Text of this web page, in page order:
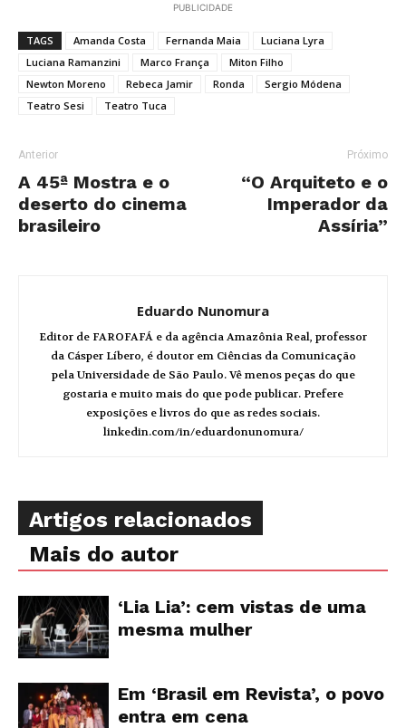
PUBLICIDADE
TAGS Amanda Costa Fernanda Maia
Luciana Lyra
Luciana Ramanzini
Marco França
Miton Filho
Newton Moreno
Rebeca Jamir Ronda
Sergio Módena
Teatro Sesi
Teatro Tuca
Anterior
A 45ª Mostra e o
deserto do cinema
brasileiro
Próximo
“O Arquiteto e o
Imperador da
Assíria”
Eduardo Nunomura
Editor de FAROFAFÁ e da agência Amazônia Real, professor
da Cásper Líbero, é doutor em Ciências da Comunicação
pela Universidade de São Paulo. Vê menos peças do que
gostaria e muito mais do que pode publicar. Prefere
exposições e livros do que as redes sociais.
linkedin.com/in/eduardonunomura/
Artigos relacionados
Mais do autor
‘Lia Lia’: cem vistas de uma
mesma mulher
Em ‘Brasil em Revista’, o povo
entra em cena